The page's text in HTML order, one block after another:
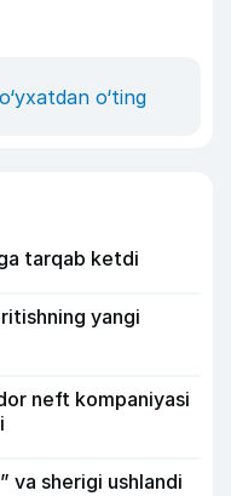
o‘ting
tarqab ketdi
yangi
neft kompaniyasi
va sherigi ushlandi